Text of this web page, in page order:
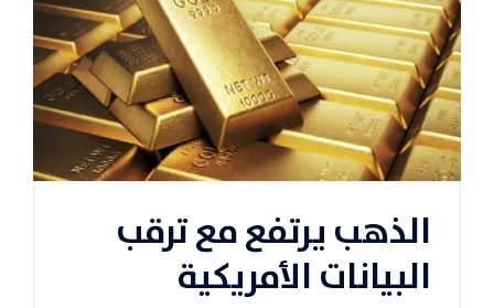
الذهب يرتفع مع ترقب
البيانات الأمريكية